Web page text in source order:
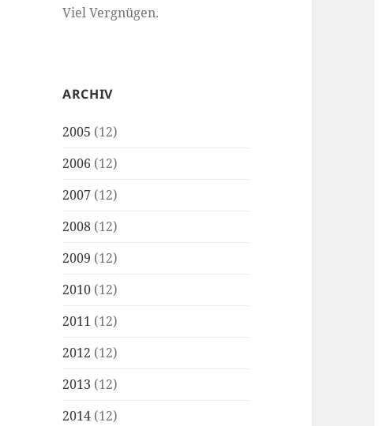
Viel Vergnügen.
ARCHIV
2005 (12)
2006 (12)
2007 (12)
2008 (12)
2009 (12)
2010 (12)
2011 (12)
2012 (12)
2013 (12)
2014 (12)